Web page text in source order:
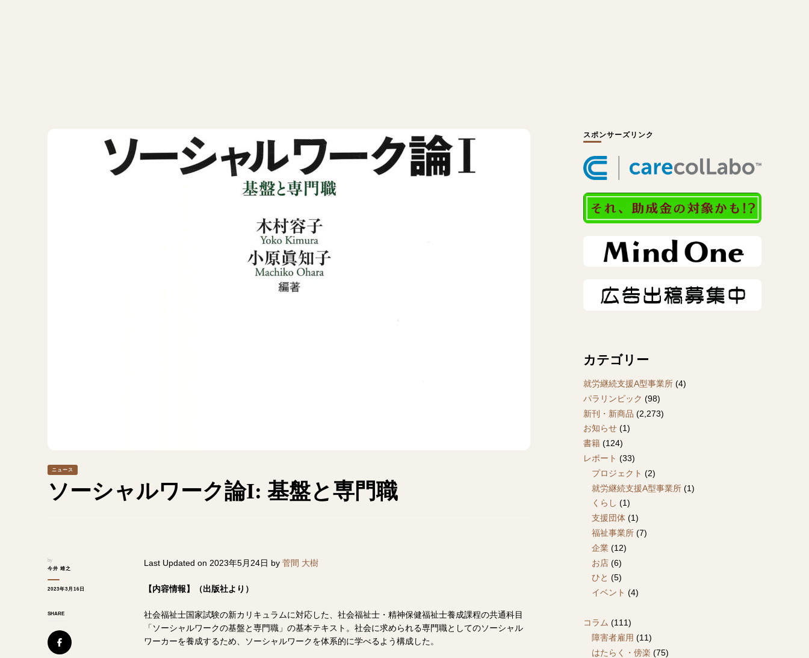
ニュース
ソーシャルワーク論I: 基盤と専門職
by
今井 靖之
2023年3月16日
SHARE
Last Updated on 2023年5月24日 by 菅間 大樹
【内容情報】（出版社より）
社会福祉士国家試験の新カリキュラムに対応した、社会福祉士・精神保健福祉士養成課程の共通科目
「ソーシャルワークの基盤と専門職」の基本テキスト。社会に求められる専門職としてのソーシャル
ワーカーを養成するため、ソーシャルワークを体系的に学べるよう構成した。
スポンサーズリンク
カテゴリー
就労継続支援A型事業所(4)
パラリンピック (98)
新刊・新商品 (2,273)
お知らせ(1)
書籍(124)
レポート (33)
プロジェクト (2)
就労継続支援A型事業所(1)
くらし (1)
支援団体(1)
福祉事業所(7)
企業(12)
お店(6)
ひと (5)
イベント (4)
コラム (111)
障害者雇用 (11)
はたらく・傍楽 (75)